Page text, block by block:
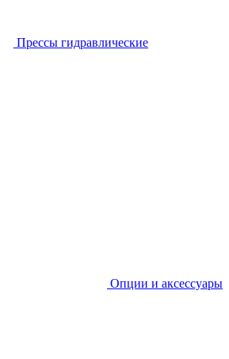
Прессы гидравлические
Опции и аксессуары